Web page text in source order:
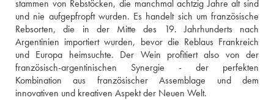
stammen von Rebstöcken, die manchmal achtzig Jahre alt sind
und nie aufgepfropft wurden. Es handelt sich um französische
Rebsorten, die in der Mitte des 19. Jahrhunderts nach
Argentinien importiert wurden, bevor die Reblaus Frankreich
und Europa heimsuchte. Der Wein profitiert also von der
französisch-argentinischen Synergie - der perfekten
Kombination aus französischer Assemblage und dem
innovativen und kreativen Aspekt der Neuen Welt.